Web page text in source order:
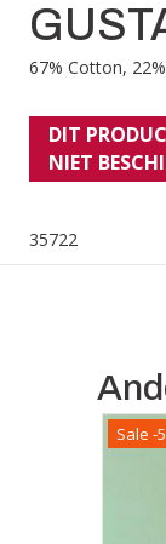
67% Cotton,
DIT
NIET
35722
Sale -